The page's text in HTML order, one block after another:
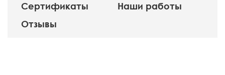
Сертификаты
Наши работы
Отзывы